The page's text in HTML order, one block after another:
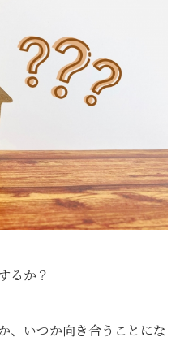
るか？
、いつか向き合うことにな